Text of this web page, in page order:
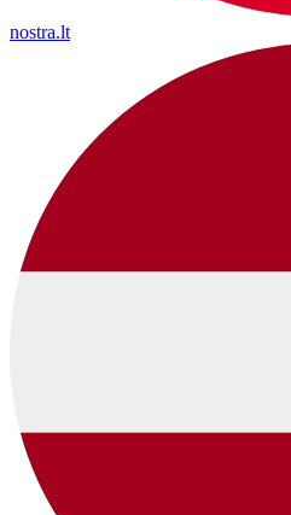
nostra.lt